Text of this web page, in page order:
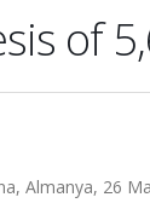
of
Almanya, 26